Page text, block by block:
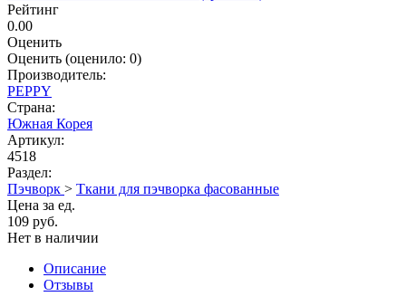
Рейтинг
0.00
Оценить
Оценить (оценило: 0)
Производитель:
PEPPY
Страна:
Южная Корея
Артикул:
4518
Раздел:
Пэчворк > Ткани для пэчворка фасованные
Цена за ед.
109 руб.
Нет в наличии
Описание
Отзывы